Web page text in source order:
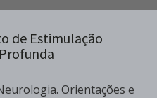
de Estimulação
Orientações e